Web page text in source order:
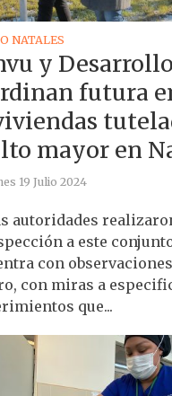
NATALES
y
futura
mayor en
19 Julio 2024
autoridades
a este
con
con miras a
que...